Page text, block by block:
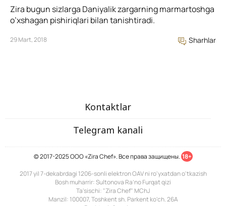
Zira bugun sizlarga Daniyalik zargarning marmartoshga
o’xshagan pishiriqlari bilan tanishtiradi.
29 Mart, 2018 Sharhlar
Kontaktlar
Telegram kanali
© 2017-2025 ООО «Zira Chef». Все права защищены. 18+
2017 yil 7-dekabrdagi 1206-sonli elektron OAV ni ro'yxatdan o'tkazish
Bosh muharrir: Sultonova Ra’no Furqat qizi
Ta'sischi: "Zira Chef" MChJ
Manzil: 100007, Toshkent sh. Parkent ko'ch. 26A